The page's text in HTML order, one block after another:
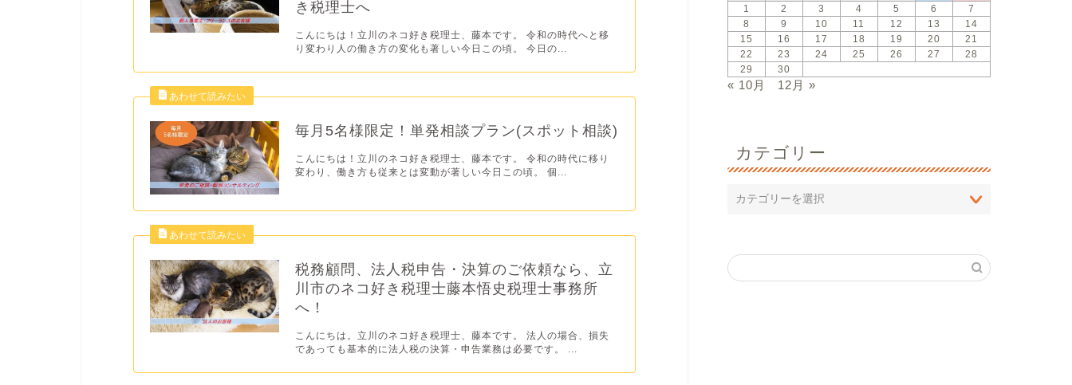
き税理士へ
こんにちは！立川のネコ好き税理士、藤本です。 令和の時代へと移
り変わり人の働き方の変化も著しい今日この頃。 今日の...
毎月5名様限定！単発相談プラン(スポット相談)
こんにちは！立川のネコ好き税理士、藤本です。 令和の時代に移り
変わり、働き方も従来とは変動が著しい今日この頃。 個...
税務顧問、法人税申告・決算のご依頼なら、立
川市のネコ好き税理士藤本悟史税理士事務所
へ！
こんにちは。立川のネコ好き税理士、藤本です。 法人の場合、損失
であっても基本的に法人税の決算・申告業務は必要です。 ...
1
2 3 4 5 6
7
8
9 10 11 12 13
14
15
16 17 18 19 20
21
22
23 24 25 26 27
28
29
30
« 10月 12月 »
カテゴリー